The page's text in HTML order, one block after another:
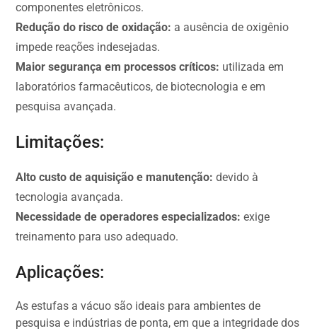
componentes eletrônicos.
Redução do risco de oxidação: a ausência de oxigênio
impede reações indesejadas.
Maior segurança em processos críticos: utilizada em
laboratórios farmacêuticos, de biotecnologia e em
pesquisa avançada.
Limitações:
Alto custo de aquisição e manutenção: devido à
tecnologia avançada.
Necessidade de operadores especializados: exige
treinamento para uso adequado.
Aplicações:
As estufas a vácuo são ideais para ambientes de
pesquisa e indústrias de ponta, em que a integridade dos